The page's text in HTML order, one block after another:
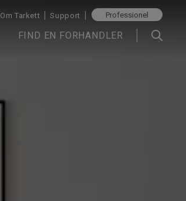
Om Tarkett Support Professionel
FIND EN FORHANDLER